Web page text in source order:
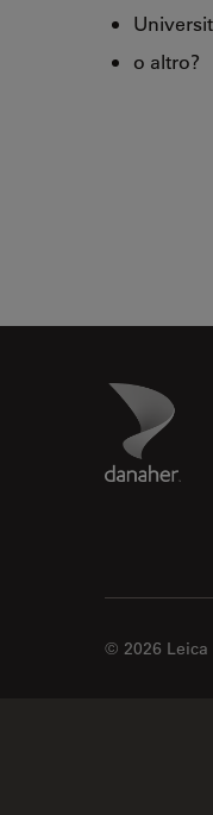
o altro?
Danaher
© 2026